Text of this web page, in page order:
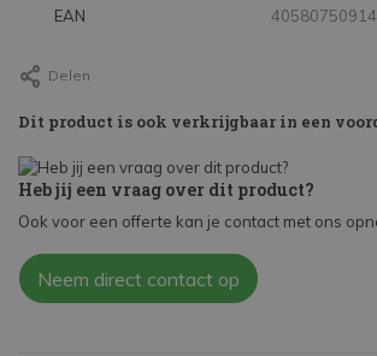
EAN
Delen
Dit product is ook verkrijgbaar in een
Heb jij een vraag over dit product?
Ook voor een offerte kan je contact met ons
Neem direct contact op